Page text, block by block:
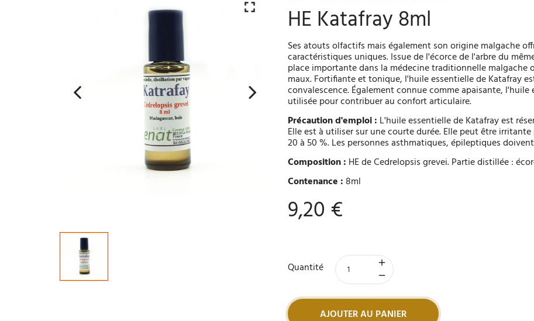
HE Katafray 8ml
Ses atouts olfactifs mais également son origine malgache
caractéristiques uniques. Issue de l'écorce de l'arbre du
place importante dans la médecine traditionnelle malgache
maux. Fortifiante et tonique, l'huile essentielle de Katafray
convalescence. Également connue comme apaisante,
utilisée pour contribuer au confort articulaire.
Précaution d'emploi : L'huile essentielle de Katafray est
Elle est à utiliser sur une courte durée. Elle peut être
20 à 50 %. Les personnes asthmatiques, épileptiques
Composition : HE de Cedrelopsis grevei. Partie distillée :
Contenance :8ml
9,20 €
Quantité
AJOUTER AU PANIER